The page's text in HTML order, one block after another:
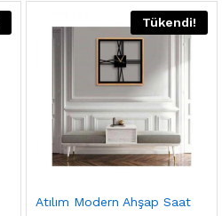
Tükendi!
Atılım Modern Ahşap Saat